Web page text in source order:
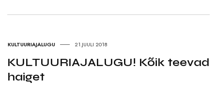
KULTUURIAJALUGU 21.JUULI 2018
KULTUURIAJALUGU! Kõik teevad
haiget